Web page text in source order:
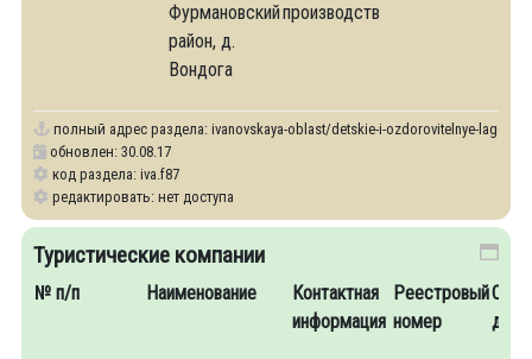
Фурмановский
район, д.
Вондога
производств
полный адрес раздела: ivanovskaya-oblast/detskie-i-ozdorovitelnye-lagerya
обновлен: 30.08.17
код раздела: iva.f87
редактировать: нет доступа
Туристические компании
№ п/п Наименование
Контактная
информация
Реестровый
номер